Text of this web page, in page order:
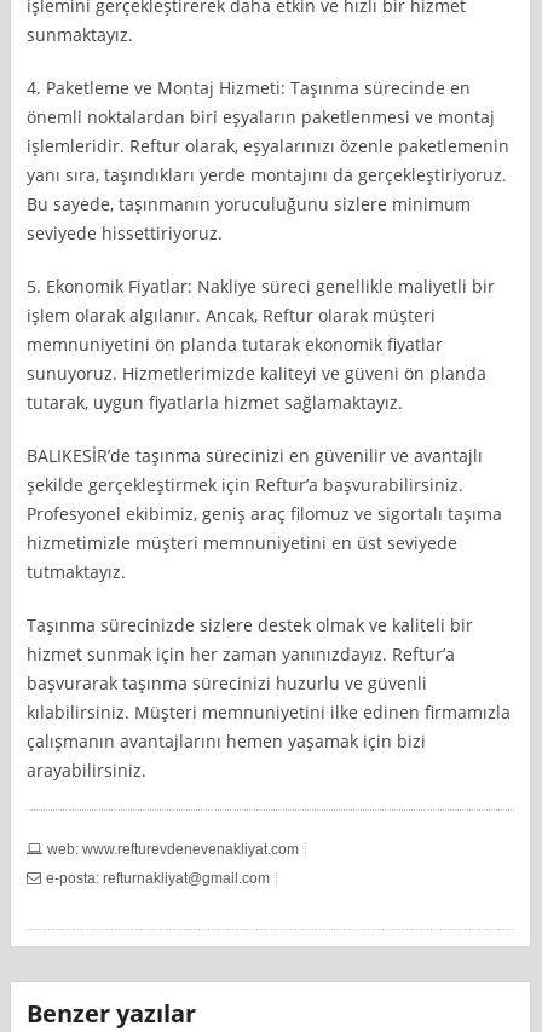
işlemini gerçekleştirerek daha etkin ve hızlı bir hizmet
sunmaktayız.
4. Paketleme ve Montaj Hizmeti: Taşınma sürecinde en
önemli noktalardan biri eşyaların paketlenmesi ve montaj
işlemleridir. Reftur olarak, eşyalarınızı özenle paketlemenin
yanı sıra, taşındıkları yerde montajını da gerçekleştiriyoruz.
Bu sayede, taşınmanın yoruculuğunu sizlere minimum
seviyede hissettiriyoruz.
5. Ekonomik Fiyatlar: Nakliye süreci genellikle maliyetli bir
işlem olarak algılanır. Ancak, Reftur olarak müşteri
memnuniyetini ön planda tutarak ekonomik fiyatlar
sunuyoruz. Hizmetlerimizde kaliteyi ve güveni ön planda
tutarak, uygun fiyatlarla hizmet sağlamaktayız.
BALIKESİR’de taşınma sürecinizi en güvenilir ve avantajlı
şekilde gerçekleştirmek için Reftur’a başvurabilirsiniz.
Profesyonel ekibimiz, geniş araç filomuz ve sigortalı taşıma
hizmetimizle müşteri memnuniyetini en üst seviyede
tutmaktayız.
Taşınma sürecinizde sizlere destek olmak ve kaliteli bir
hizmet sunmak için her zaman yanınızdayız. Reftur’a
başvurarak taşınma sürecinizi huzurlu ve güvenli
kılabilirsiniz. Müşteri memnuniyetini ilke edinen firmamızla
çalışmanın avantajlarını hemen yaşamak için bizi
arayabilirsiniz.
web: www.refturevdenevenakliyat.com
e-posta:refturnakliyat@gmail.com
Benzer yazılar